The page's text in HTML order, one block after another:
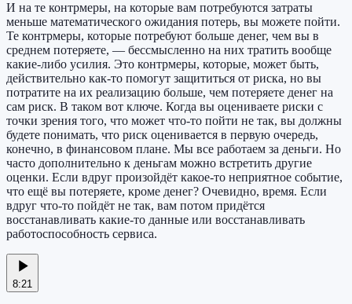
И на те контрмеры, на которые вам потребуются затраты
меньше математического ожидания потерь, вы можете пойти.
Те контрмеры, которые потребуют больше денег, чем вы в
среднем потеряете, — бессмысленно на них тратить вообще
какие-либо усилия. Это контрмеры, которые, может быть,
действительно как-то помогут защититься от риска, но вы
потратите на их реализацию больше, чем потеряете денег на
сам риск. В таком вот ключе. Когда вы оцениваете риски с
точки зрения того, что может что-то пойти не так, вы должны
будете понимать, что риск оценивается в первую очередь,
конечно, в финансовом плане. Мы все работаем за деньги. Но
часто дополнительно к деньгам можно встретить другие
оценки. Если вдруг произойдёт какое-то неприятное событие,
что ещё вы потеряете, кроме денег? Очевидно, время. Если
вдруг что-то пойдёт не так, вам потом придётся
восстанавливать какие-то данные или восстанавливать
работоспособность сервиса.
8:21